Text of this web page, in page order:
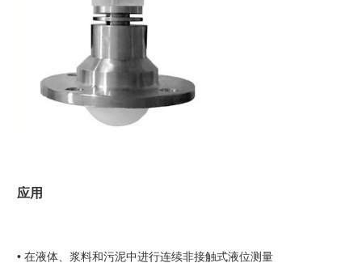
应用
• 在液体、浆料和污泥中进行连续非接触式液位测量